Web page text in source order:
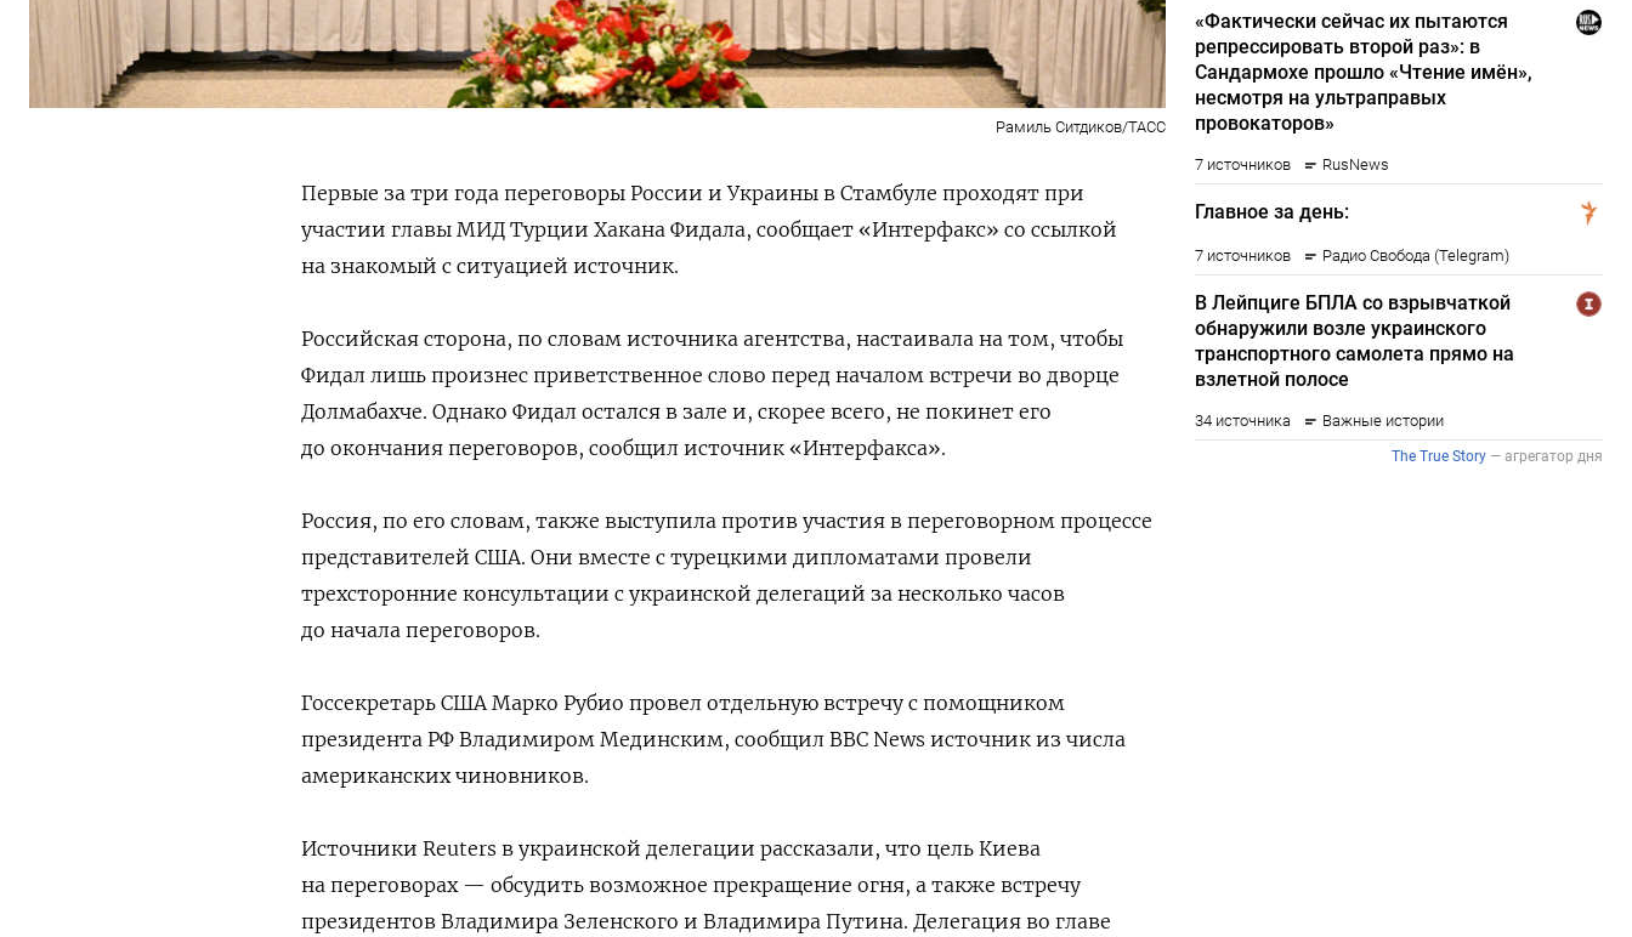
Рамиль Ситдиков/ТАСС
Первые за три года переговоры России и Украины в Стамбуле проходят при
участии главы МИД Турции Хакана Фидала, сообщает «Интерфакс» со ссылкой
на знакомый с ситуацией источник.
Российская сторона, по словам источника агентства, настаивала на том, чтобы
Фидал лишь произнес приветственное слово перед началом встречи во дворце
Долмабахче. Однако Фидал остался в зале и, скорее всего, не покинет его
до окончания переговоров, сообщил источник «Интерфакса».
Россия, по его словам, также выступила против участия в переговорном процессе
представителей США. Они вместе с турецкими дипломатами провели
трехсторонние консультации с украинской делегаций за несколько часов
до начала переговоров.
Госсекретарь США Марко Рубио провел отдельную встречу с помощником
президента РФ Владимиром Мединским, сообщил BBC News источник из числа
американских чиновников.
Источники Reuters в украинской делегации рассказали, что цель Киева
на переговорах — обсудить возможное прекращение огня, а также встречу
президентов Владимира Зеленского и Владимира Путина. Делегация во главе